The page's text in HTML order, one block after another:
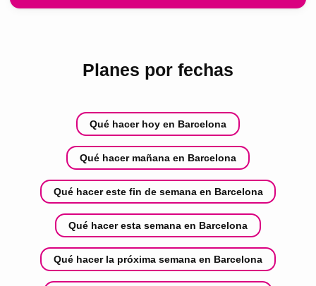
Planes por fechas
Qué hacer hoy en Barcelona
Qué hacer mañana en Barcelona
Qué hacer este fin de semana en Barcelona
Qué hacer esta semana en Barcelona
Qué hacer la próxima semana en Barcelona